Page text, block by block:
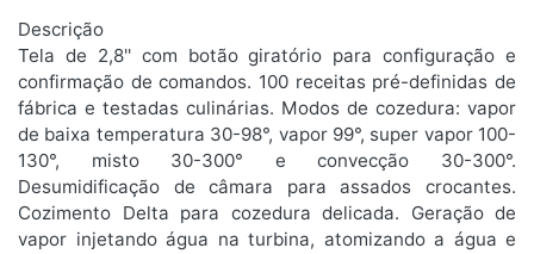
Descrição
Tela de 2,8'' com botão giratório para configuração e
confirmação de comandos. 100 receitas pré-definidas de
fábrica e testadas culinárias. Modos de cozedura: vapor
de baixa temperatura 30-98°, vapor 99°, super vapor 100-
130°, misto 30-300° e convecção 30-300°.
Desumidificação de câmara para assados crocantes.
Cozimento Delta para cozedura delicada. Geração de
vapor injetando água na turbina, atomizando a água e